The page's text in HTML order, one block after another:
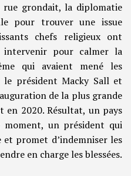
rue grondait, la diplomatie
pour trouver une issue
chefs religieux ont
pour calmer la
qui avaient mené les
président Macky Sall et
de la plus grande
en 2020. Résultat, un pays
un président qui
promet d’indemniser les
en charge les blessées.